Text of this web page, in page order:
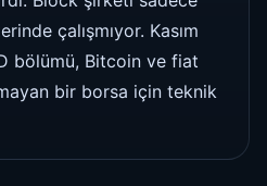
çalışmıyor. Kasım
bölümü, Bitcoin ve fiat
bir borsa için teknik